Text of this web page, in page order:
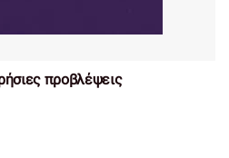
προβλέψεις